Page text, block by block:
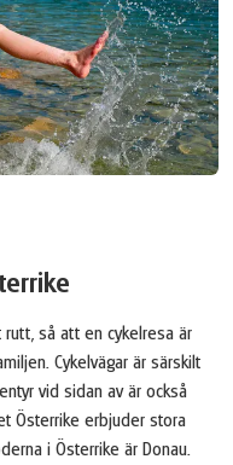
så att en cykelresa är
Cykelvägar är särskilt
vid sidan av är också
Österrike erbjuder stora
i Österrike är Donau.